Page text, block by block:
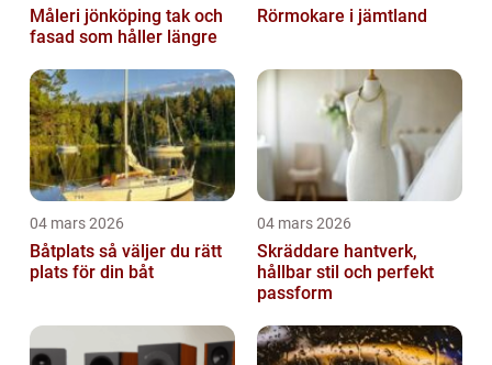
Måleri jönköping tak och
fasad som håller längre
Rörmokare i jämtland
04 mars 2026
Båtplats så väljer du rätt
plats för din båt
04 mars 2026
Skräddare hantverk,
hållbar stil och perfekt
passform